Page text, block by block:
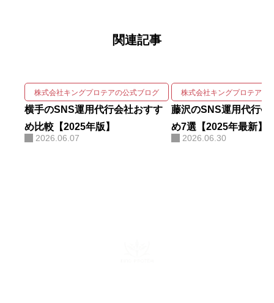
gleニュースをはじめ大手メディア
画・撮影・編集・運用をワンスト
ップで回しながら、そこにAIを掛
け合わせて成果を伸ばす実装力に
ある。AIコンサルティング・AI研
関連記事
株式会社キングプロテアの公式ブログ
横手のSNS運用代行会社おすす
め比較【2025年版】
2026.06.07
株式会社キングプロテアの
藤沢のSNS運用代行会
め7選【2025年最新】
2026.06.30